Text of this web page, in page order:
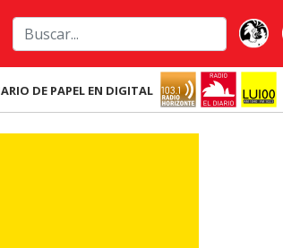
DE PAPEL EN DIGITAL